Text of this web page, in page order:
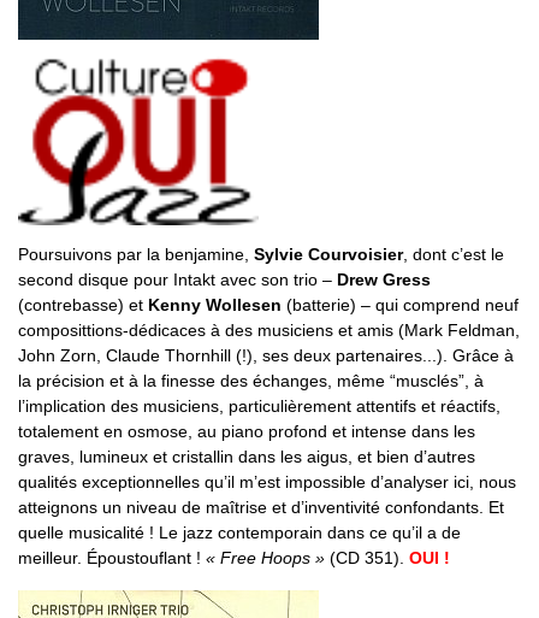
Poursuivons par la benjamine, Sylvie Courvoisier, dont c’est le
second disque pour Intakt avec son trio – Drew Gress
(contrebasse) et Kenny Wollesen (batterie) – qui comprend neuf
composittions-dédicaces à des musiciens et amis (Mark Feldman,
John Zorn, Claude Thornhill (!), ses deux partenaires...). Grâce à
la précision et à la finesse des échanges, même “musclés”, à
l’implication des musiciens, particulièrement attentifs et réactifs,
totalement en osmose, au piano profond et intense dans les
graves, lumineux et cristallin dans les aigus, et bien d’autres
qualités exceptionnelles qu’il m’est impossible d’analyser ici, nous
atteignons un niveau de maîtrise et d’inventivité confondants. Et
quelle musicalité ! Le jazz contemporain dans ce qu’il a de
meilleur. Époustouflant ! « Free Hoops » (CD 351). OUI !